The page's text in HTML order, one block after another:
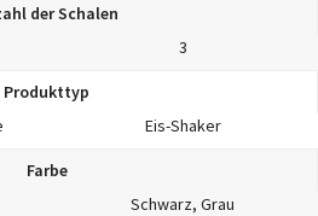
der Schalen
3
Produkttyp
Eis-Shaker
Farbe
Schwarz, Grau